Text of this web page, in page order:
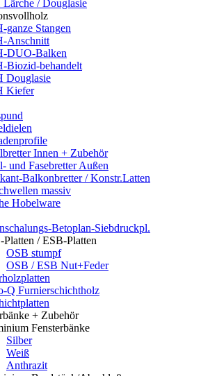
Lärche / Douglasie
ganze Stangen
Anschnitt
DUO-Balken
Biozid-behandelt
Douglasie
Kiefer
Innen + Zubehör
und Fasebretter Außen
Balkonbretter / Konstr.Latten
massiv
Hobelware
Betoplan-Siebdruckpl.
Platten / ESB-Platten
OSB stumpf
OSB / ESB Nut+Feder
Q Furnierschichtholz
+ Zubehör
Fensterbänke
Silber
Weiß
Anthrazit